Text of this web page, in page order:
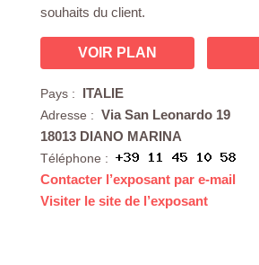
souhaits du client.
VOIR PLAN
Pays : ITALIE
Adresse : Via San Leonardo 19
18013 DIANO MARINA
Téléphone :
Contacter l’exposant par e-mail
Visiter le site de l’exposant